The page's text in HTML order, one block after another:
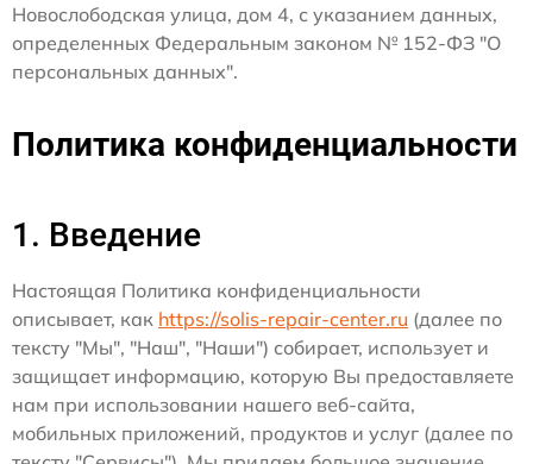
Новослободская улица, дом 4, с указанием данных,
определенных Федеральным законом № 152-ФЗ "О
персональных данных".
Политика конфиденциальности
1. Введение
Настоящая Политика конфиденциальности
описывает, как https://solis-repair-center.ru (далее по
тексту "Мы", "Наш", "Наши") собирает, использует и
защищает информацию, которую Вы предоставляете
нам при использовании нашего веб-сайта,
мобильных приложений, продуктов и услуг (далее по